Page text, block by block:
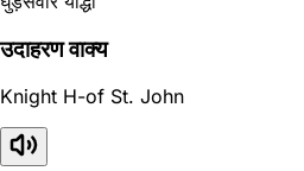
उदाहरण वाक्य
Knight H-of St. John